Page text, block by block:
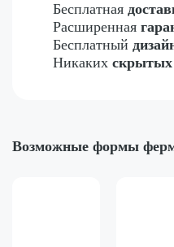
Бесплатная
Расширенная
Бесплатный
Никаких скрытых
Возможные формы